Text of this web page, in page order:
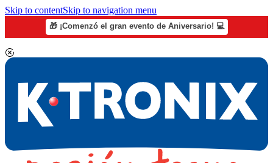
Skip to contentSkip to navigation menu
🎁 ¡Comenzó el gran evento de Aniversario! 💻